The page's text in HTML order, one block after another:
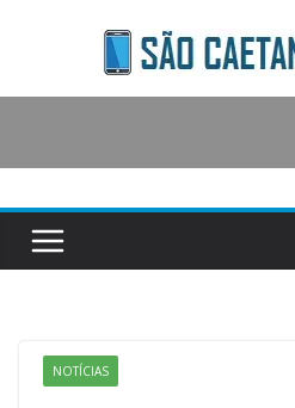
content
NOTÍCIAS